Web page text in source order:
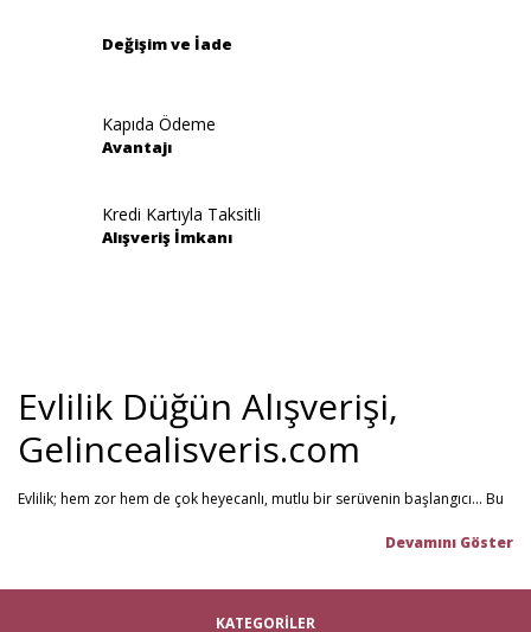
Değişim ve İade
Kapıda Ödeme
Avantajı
Kredi Kartıyla Taksitli
Alışveriş İmkanı
Evlilik Düğün Alışverişi,
Gelincealisveris.com
Evlilik; hem zor hem de çok heyecanlı, mutlu bir serüvenin başlangıcı... Bu
Gelince Alışveriş; 2013 senesinden beri hizmet veren ve müşteri
gelin hamamı,bekarlığa veda partisi
KATEGORİLER